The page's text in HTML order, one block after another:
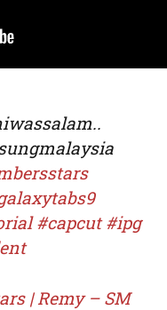
#capcut #ipg
| Remy – SM